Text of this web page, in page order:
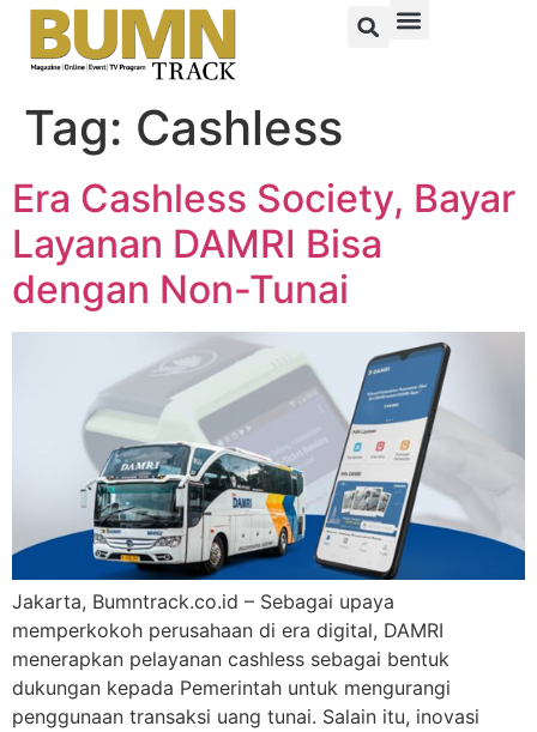
Tag: Cashless
Era Cashless Society, Bayar
Layanan DAMRI Bisa
dengan Non-Tunai
Jakarta, Bumntrack.co.id – Sebagai upaya
memperkokoh perusahaan di era digital, DAMRI
menerapkan pelayanan cashless sebagai bentuk
dukungan kepada Pemerintah untuk mengurangi
penggunaan transaksi uang tunai. Salain itu, inovasi